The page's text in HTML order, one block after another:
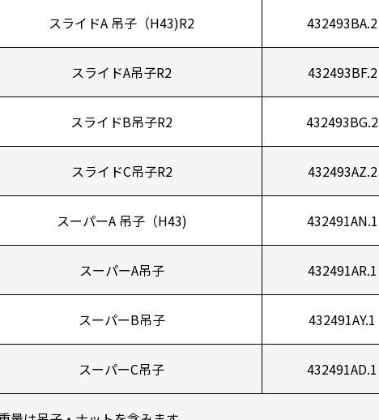
スライドA 吊子（H43)R2 432493BA.2
スライドA吊子R2 432493BF.2
スライドB吊子R2 432493BG.2
スライドC吊子R2 432493AZ.2
スーパーA 吊子（H43) 432491AN.1
スーパーA吊子 432491AR.1
スーパーB吊子 432491AY.1
スーパーC吊子 432491AD.1